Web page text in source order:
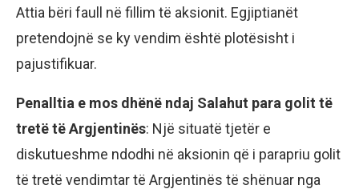
Attia bëri faull në fillim të aksionit. Egjiptianët
pretendojnë se ky vendim është plotësisht i
pajustifikuar.
Penalltia e mos dhënë ndaj Salahut para golit të
tretë të Argjentinës: Një situatë tjetër e
diskutueshme ndodhi në aksionin që i parapriu golit
të tretë vendimtar të Argjentinës të shënuar nga